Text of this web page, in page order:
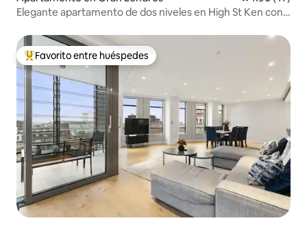
Elegante apartamento de dos niveles en High St Ken con
Favorito entre huéspedes preferido
Favorito entre huéspedes